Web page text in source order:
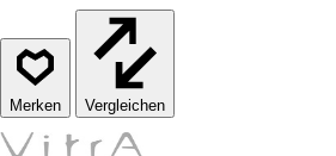
Vergleichen